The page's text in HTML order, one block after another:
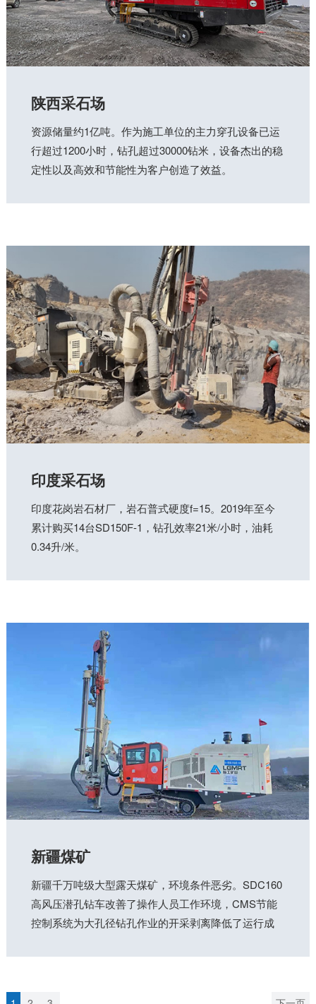
陕西采石场
资源储量约1亿吨。作为施工单位的主力穿孔设备已运
行超过1200小时，钻孔超过30000钻米，设备杰出的稳
定性以及高效和节能性为客户创造了效益。
印度采石场
印度花岗岩石材厂，岩石普式硬度f=15。2019年至今
累计购买14台SD150F-1，钻孔效率21米/小时，油耗
0.34升/米。
新疆煤矿
新疆千万吨级大型露天煤矿，环境条件恶劣。SDC160
高风压潜孔钻车改善了操作人员工作环境，CMS节能
控制系统为大孔径钻孔作业的开采剥离降低了运行成